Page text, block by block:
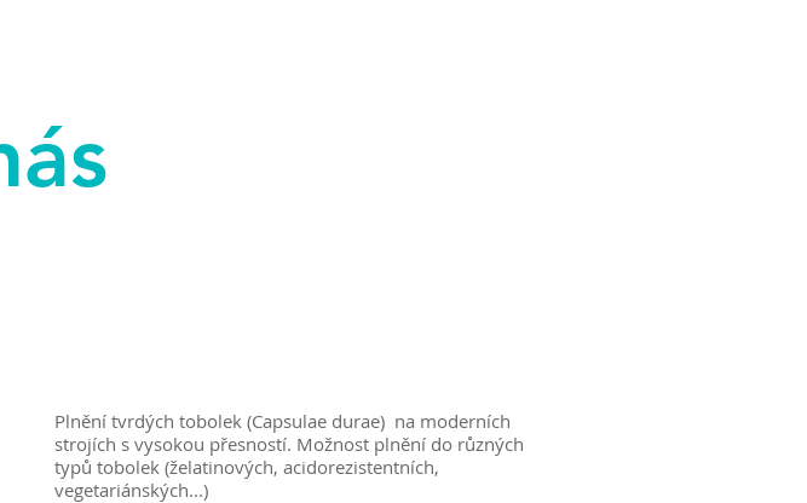
Plnění tvrdých tobolek (Capsulae durae) na moderních
strojích s vysokou přesností. Možnost plnění do různých
typů tobolek (želatinových, acidorezistentních,
vegetariánských...)